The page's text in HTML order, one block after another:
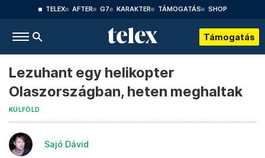
TELEX AFTER G7 KARAKTER TÁMOGATÁS SHOP
Támogatás
Lezuhant egy helikopter
Olaszországban, heten meghaltak
KÜLFÖLD
Sajó Dávid